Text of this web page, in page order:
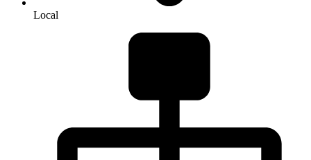
Local